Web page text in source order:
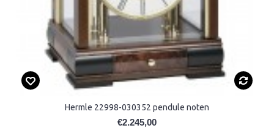
Hermle 22998-030352 pendule noten
€2.245,00